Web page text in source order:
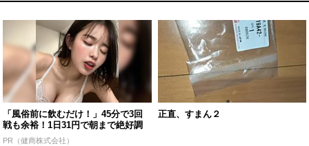
「風俗前に飲むだけ！」45分で3回
戦も余裕！1日31円で朝まで絶好調
PR（健商株式会社）
正直、すまん２